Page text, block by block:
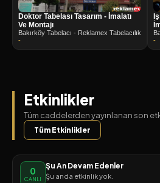
Doktor Tabelası Tasarım - İmalatı
Ve Montajı
Bakırköy Tabelacı - Reklamex Tabelacılık
-
-
Etkinlikler
Tüm caddelerden yayınlanan son
Tüm Etkinlikler
0
CANLI
Şu An Devam Edenler
Şu anda etkinlik yok.